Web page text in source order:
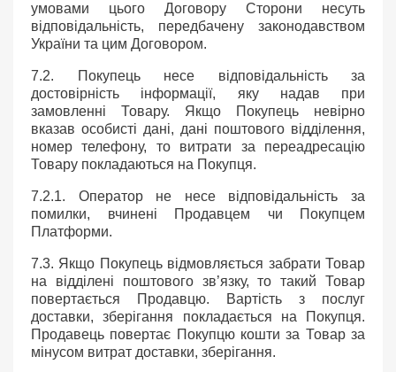
умовами цього Договору Сторони несуть
відповідальність, передбачену законодавством
України та цим Договором.
7.2. Покупець несе відповідальність за
достовірність інформації, яку надав при
замовленні Товару. Якщо Покупець невірно
вказав особисті дані, дані поштового відділення,
номер телефону, то витрати за переадресацію
Товару покладаються на Покупця.
7.2.1. Оператор не несе відповідальність за
помилки, вчинені Продавцем чи Покупцем
Платформи.
7.3. Якщо Покупець відмовляється забрати Товар
на відділені поштового зв’язку, то такий Товар
повертається Продавцю. Вартість з послуг
доставки, зберігання покладається на Покупця.
Продавець повертає Покупцю кошти за Товар за
мінусом витрат доставки, зберігання.